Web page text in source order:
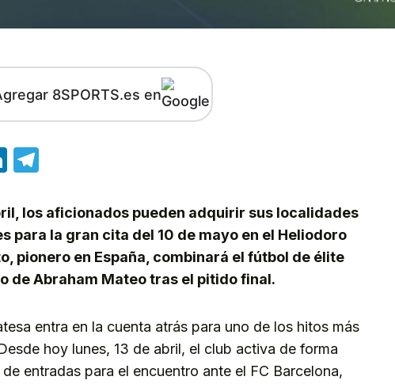
8SPORTS.es en
LinkedIn
los aficionados pueden adquirir sus localidades
para la gran cita del 10 de mayo en el Heliodoro
pionero en España, combinará el fútbol de élite
de Abraham Mateo tras el pitido final.
entra en la cuenta atrás para uno de los hitos más
hoy lunes, 13 de abril, el club activa de forma
entradas para el encuentro ante el FC Barcelona,